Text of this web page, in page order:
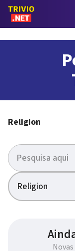
Religion
Religion